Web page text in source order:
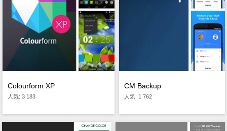
Colourform XP
人気: 3 183
CM Backup
人気: 1 762